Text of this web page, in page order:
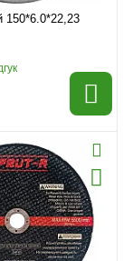
150*6.0*22,23